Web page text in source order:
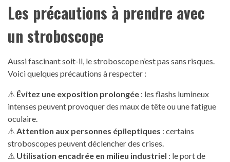
Les précautions à prendre avec
un stroboscope
Aussi fascinant soit-il, le stroboscope n’est pas sans risques.
Voici quelques précautions à respecter :
⚠ Évitez une exposition prolongée : les flashs lumineux
intenses peuvent provoquer des maux de tête ou une fatigue
oculaire.
⚠ Attention aux personnes épileptiques : certains
stroboscopes peuvent déclencher des crises.
⚠ Utilisation encadrée en milieu industriel : le port de